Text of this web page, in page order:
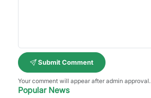
Submit Comment
Your comment will appear after admin approval.
Popular News